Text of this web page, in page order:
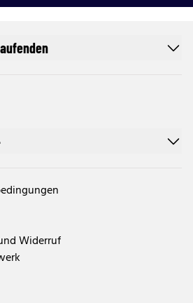
Widerruf